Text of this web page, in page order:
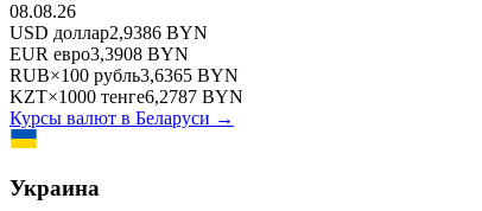
08.08.26
USD доллар2,9386 BYN
EUR евро3,3908 BYN
RUB×100 рубль3,6365 BYN
KZT×1000 тенге6,2787 BYN
Курсы валют в Беларуси →
Украина